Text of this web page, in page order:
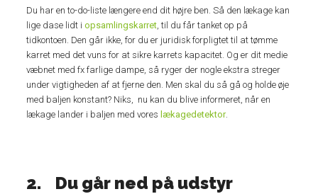
Du har en to-do-liste længere end dit højre ben. Så den lækage kan
lige dase lidt iopsamlingskarret , til du får tanket op på
tidkontoen. Den går ikke, for du er juridisk forpligtet til at tømme
karret med det vuns for at sikre karrets kapacitet. Og er dit medie
væbnet med fx farlige dampe, så ryger der nogle ekstra streger
under vigtigheden af at fjerne den. Men skal du så gå og holde øje
med baljen konstant? Niks, nu kan du blive informeret, når en
lækage lander i baljen med voreslækagedetektor.
2. Du går ned på udstyr